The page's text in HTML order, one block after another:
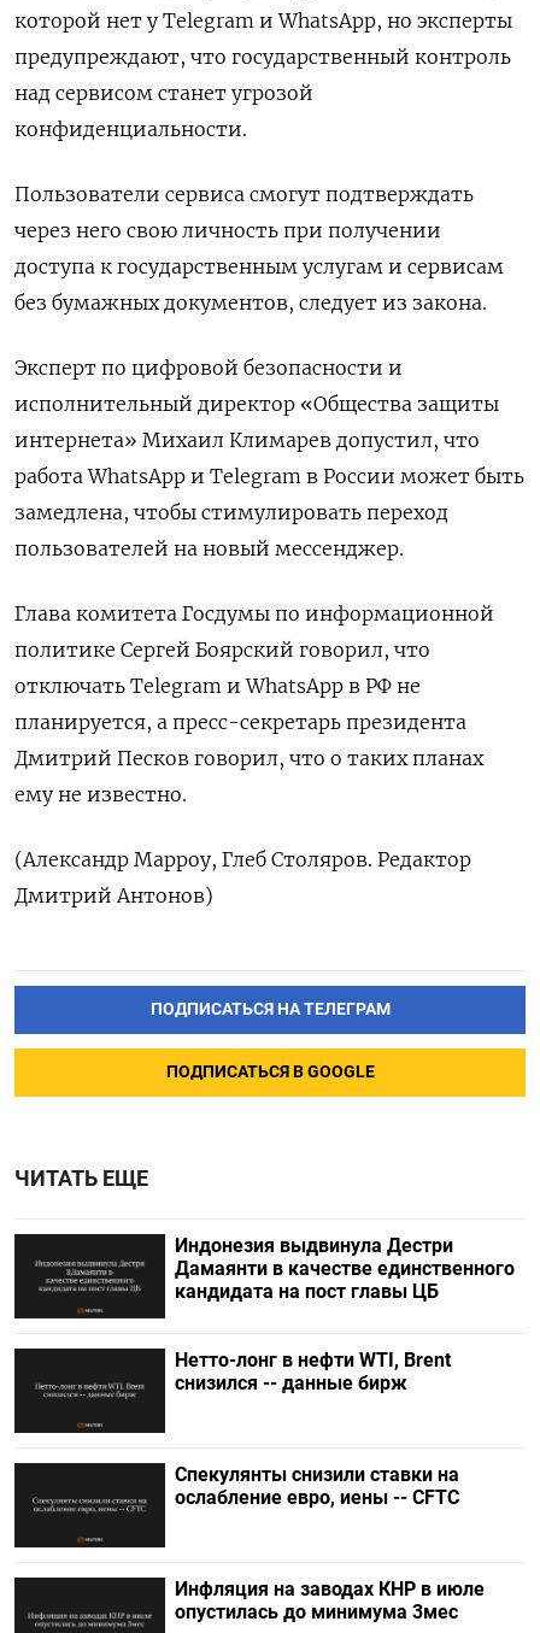
которой нет у Telegram и WhatsApp, но эксперты
предупреждают, что государственный контроль
над сервисом станет угрозой
конфиденциальности.
Пользователи сервиса смогут подтверждать
через него свою личность при получении
доступа к государственным услугам и сервисам
без бумажных документов, следует из закона.
Эксперт по цифровой безопасности и
исполнительный директор «Общества защиты
интернета» Михаил Климарев допустил, что
работа WhatsApp и Telegram в России может быть
замедлена, чтобы стимулировать переход
пользователей на новый мессенджер.
Глава комитета Госдумы по информационной
политике Сергей Боярский говорил, что
отключать Telegram и WhatsApp в РФ не
планируется, а пресс-секретарь президента
Дмитрий Песков говорил, что о таких планах
ему не известно.
(Александр Марроу, Глеб Столяров. Редактор
Дмитрий Антонов)
ПОДПИСАТЬСЯ НА ТЕЛЕГРАМ
ПОДПИСАТЬСЯ В GOOGLE
ЧИТАТЬ ЕЩЕ
Индонезия выдвинула Дестри
⁠Дамаянти в качестве единственного
кандидата на пост главы ЦБ
Нетто-лонг в нефти WTI, Brent
снизился -- данные бирж
Спекулянты снизили ставки на
ослабление евро, иены -- CFTC
Инфляция на заводах КНР в июле
опустилась до минимума 3мес